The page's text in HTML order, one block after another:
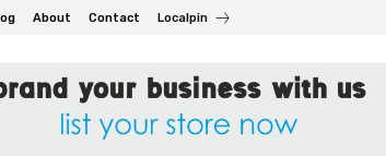
About Contact Localpin